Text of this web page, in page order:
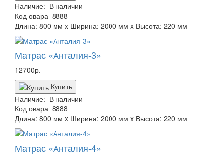
Наличие: В наличии
Код овара 8888
Длина: 800 мм x Ширина: 2000 мм x Высота: 220 мм
Матрас «Анталия-3»
12700р.
Купить
Наличие: В наличии
Код овара 8888
Длина: 800 мм x Ширина: 2000 мм x Высота: 220 мм
Матрас «Анталия-4»